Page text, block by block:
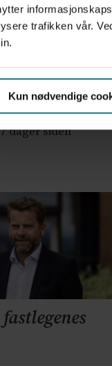
trafikken vår.
Kun nødvendige
en stund
1 dag siden
du aldri gjør
7 dager siden